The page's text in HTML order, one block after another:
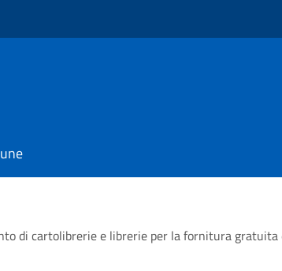
di cartolibrerie e librerie per la fornitura